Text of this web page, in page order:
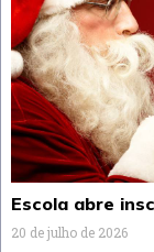
Escola abre
20 de julho de 2026